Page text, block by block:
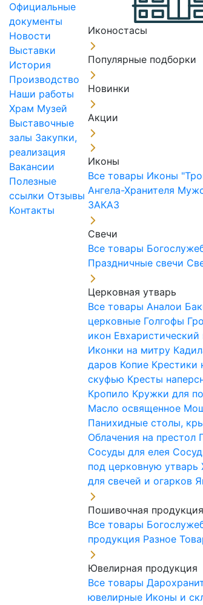
Официальные
документы
Новости
Выставки
История
Производство
Наши работы
Храм Музей
Выставочные
залы Закупки,
реализация
Вакансии
Полезные
ссылки Отзывы
Контакты
Иконостасы
Популярные подборки
Новинки
Акции
Иконы
Все товары Иконы
Ангела-Хранителя
ЗАКАЗ
Свечи
Все товары
Праздничные свечи
Церковная утварь
Все товарыАналои
церковные Голгофы
икон
Иконки на митру
даров Копие Крестики
скуфью Кресты
Кропило Кружки для
Масло освященное
Панихидные столы,
Облачения на престол
Сосуды для елея
под церковную утварь
для свечей и огарков
Пошивочная продукция
Все товары
продукция Разное
Ювелирная продукция
Все товары
ювелирные Иконы и